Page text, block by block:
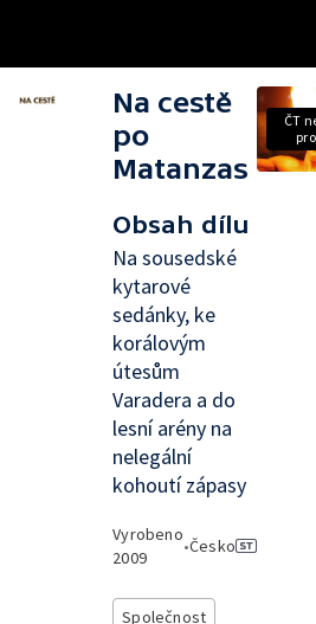
Na cestě
po
Matanzas
Obsah dílu
Na sousedské
kytarové
sedánky, ke
korálovým
útesům
Varadera a do
lesní arény na
nelegální
kohoutí zápasy
Vyrobeno
2009
•Česko
Společnost
ČT